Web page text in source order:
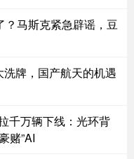
？马斯克紧急辟谣，豆
牌，国产航天的机遇
千万辆下线：光环背
赌”AI